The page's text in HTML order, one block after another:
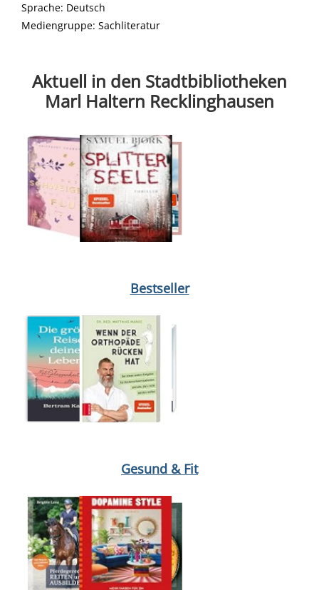
Suche nach dieser Beteiligten Person
Sprache: Deutsch
Mediengruppe: Sachliteratur
Aktuell in den Stadtbibliotheken
Marl Haltern Recklinghausen
Bestseller
Gesund & Fit